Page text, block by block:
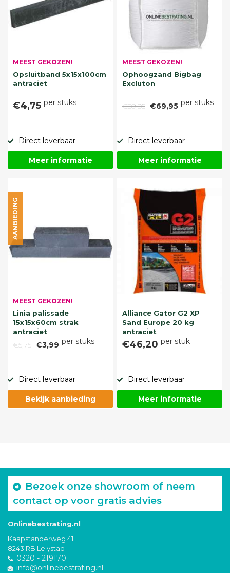
MEEST GEKOZEN!
Opsluitband 5x15x100cm
antraciet
€4,75 per stuks
Direct leverbaar
Meer informatie
MEEST GEKOZEN!
Ophoogzand Bigbag
Excluton
€89,95 €69,95 per stuks
Direct leverbaar
Meer informatie
MEEST GEKOZEN!
Linia palissade
15x15x60cm strak
antraciet
€5,75 €3,99 per stuks
AANBIEDING
Direct leverbaar
Bekijk aanbieding
Alliance Gator G2 XP
Sand Europe 20 kg
antraciet
€46,20 per stuk
Direct leverbaar
Meer informatie
Bezoek onze showroom of neem
contact op voor gratis advies
Onlinebestrating.nl
Kaapstanderweg 41
8243 RB Lelystad
0320 - 219170
info@onlinebestrating.nl